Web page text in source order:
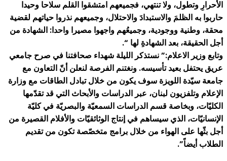
الأحرارِ وتطول، ولا تنتهي، فجميعهم امتشقوا القلم سلاحا وحيدا
حاربوا به الظلمَ والاستبدادَ والاحتلال، وجميعهم نذروا حياتهم لقضية
محقة، وطنية ووجودية، وجميعُهم واجهوا مصيرا واحدا: الشهادة من
أجل الحقيقة، بعد الشهادةِ لها “.
وتابع وزير الاعلام:” نستذكر الليلة شهداء صحافتنا في صرح جامعي
عريق يحتفل بعيد تأسيسه. ونغتنم الفرصة لنعلن أنّ التعاون مع
جامعة سيّدة اللويزة سوف يكون من خلال تبادل الطاقات مع وزارة
الإعلام وتلفزيون لبنان، عبر الدراسات والأبحاث التي قد تقدّمها
الكليّات، وبخاصة قسم الدراسات السمعيّة والبصريّة في كليّة
الإنسانيّات، الذي سيساهم في إنتاج الوثائقيّات والأفلام القصيرة من
أجل بثّها على الهواء من خلال برامج متخصّصة تكون من تقديم
الطلاب أيضاً”.